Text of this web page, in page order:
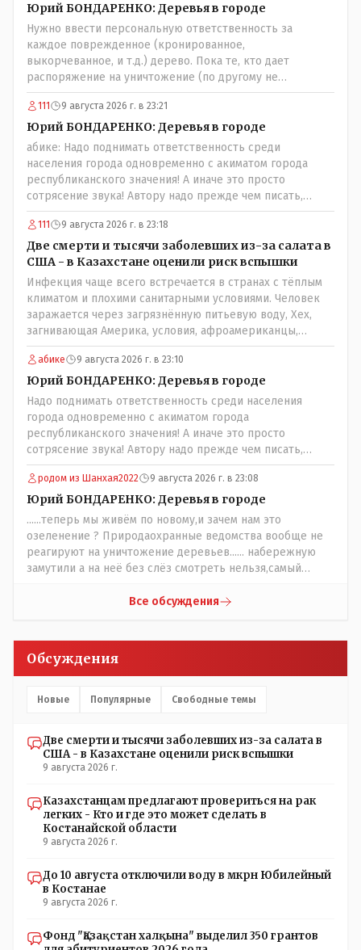
Юрий БОНДАРЕНКО: Деревья в городе
Нужно ввести персональную ответственность за
каждое поврежденное (кронированное,
выкорчеванное, и т.д.) дерево. Пока те, кто дает
распоряжение на уничтожение (по другому не
назовешь) зеленого массива города продолжают
безнаказанно раздавать такие поручения - толку не
будет. Необходимо подключение соответствующих
органов: 1. Управление природных ресурсов и
регулирования природопользования - т. к. это в целом
их епархия; 2. Экологи (если таковые у нас имеются) 3.
Госаудит и прокуратура - проверка необходимости
расходования бюджетных средств на обрезку деревьев,
не нуждающихся в таковой; равно пресечения
нецелевого расходования средств. Почему нащим
*экспертам" недоступно осознание того, что деревья в
городе должны быть. Это: "легкие" города, это
шумоизоляция в некотором роде, это спасительные
тень и прохлада. Ну и в конце концов - листва
смотрится куда приятней бетонных стен в каменных
джунглях. Может пора пересмотреть свое варварское
отношение к растительности в городе (и к горожанам)?
111 9 августа 2026 г. в 23:21
Юрий БОНДАРЕНКО: Деревья в городе
абике: Надо поднимать ответственность среди
населения города одновременно с акиматом города
республиканского значения! А иначе это просто
сотрясение звука! Автору надо прежде чем писать,
необходимо самому обратиться в ЖКХ акимата и
разобраться прежде чем своей статьей провоцировать
население города!Согласен всецело!
111 9 августа 2026 г. в 23:18
Две смерти и тысячи заболевших из-за салата в
США - в Казахстане оценили риск вспышки
Инфекция чаще всего встречается в странах с тёплым
климатом и плохими санитарными условиями. Человек
заражается через загрязнённую питьевую воду, Хех,
загнивающая Америка, условия, афроамериканцы,
грязная вода, отсутствие страховок, нечистоплотные
мигранты и прочее.. Лучше России и Казахстана жить
негде..
абике 9 августа 2026 г. в 23:10
Юрий БОНДАРЕНКО: Деревья в городе
Надо поднимать ответственность среди населения
города одновременно с акиматом города
республиканского значения! А иначе это просто
сотрясение звука! Автору надо прежде чем писать,
необходимо самому обратиться в ЖКХ акимата и
разобраться прежде чем своей статьей провоцировать
население города!
родом из Шанхая2022 9 августа 2026 г. в 23:08
Юрий БОНДАРЕНКО: Деревья в городе
......теперь мы живём по новому,и зачем нам это
озеленение ? Природаохранные ведомства вообще не
реагируют на уничтожение деревьев...... набережную
замутили а на неё без слёз смотреть нельзя,самый
строителей"специалистов",как исторические здания
бы по историческим постройкам сколько было
ликвидировано в советское время и в наше.......
Все обсуждения
Обсуждения
Новые Популярные Свободные темы
Две смерти и тысячи заболевших из-за салата в
США - в Казахстане оценили риск вспышки
9 августа 2026 г.
Казахстанцам предлагают провериться на рак
легких - Кто и где это может сделать в
Костанайской области
9 августа 2026 г.
До 10 августа отключили воду в мкрн Юбилейный
в Костанае
9 августа 2026 г.
Фонд "Қазақстан халқына" выделил 350 грантов